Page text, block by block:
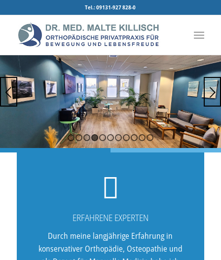
Tel.: 09131-927 828-0
Weiter
1 2 3 4 5 6 7 8 9 1011
ERFAHRENE EXPERTEN
Durch meine langjährige Erfahrung in
konservativer Orthopädie, Osteopathie und